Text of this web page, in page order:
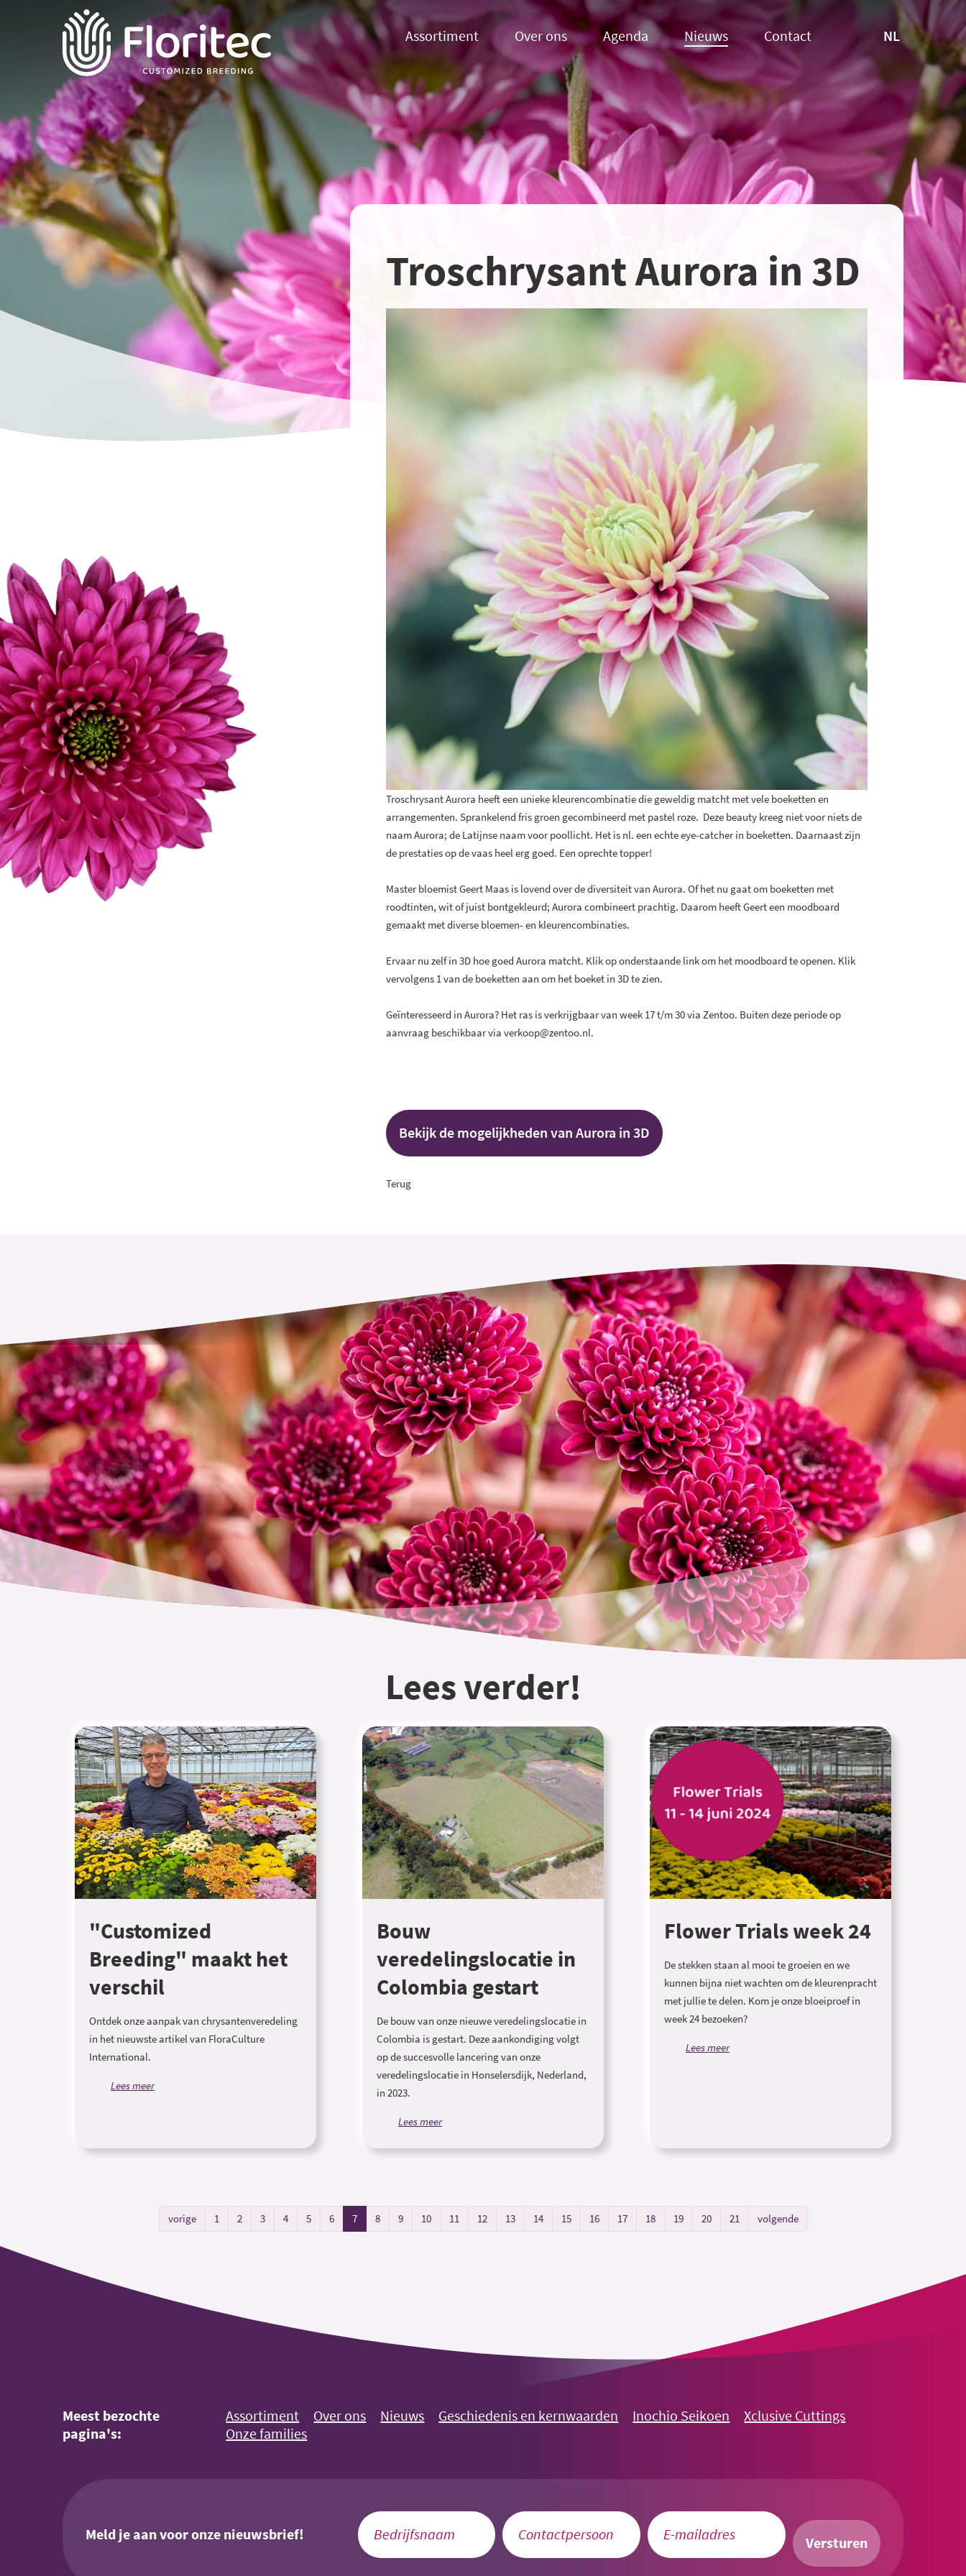
Assortiment Over ons Agenda Nieuws Contact NL
Troschrysant Aurora in 3D
Troschrysant Aurora heeft een unieke kleurencombinatie die geweldig matcht met vele boeketten en
arrangementen. Sprankelend fris groen gecombineerd met pastel roze. Deze beauty kreeg niet voor niets de
naam Aurora; de Latijnse naam voor poollicht. Het is nl. een echte eye-catcher in boeketten. Daarnaast zijn
de prestaties op de vaas heel erg goed. Een oprechte topper!
Master bloemist Geert Maas is lovend over de diversiteit van Aurora. Of het nu gaat om boeketten met
roodtinten, wit of juist bontgekleurd; Aurora combineert prachtig. Daarom heeft Geert een moodboard
gemaakt met diverse bloemen- en kleurencombinaties.
Ervaar nu zelf in 3D hoe goed Aurora matcht. Klik op onderstaande link om het moodboard te openen. Klik
vervolgens 1 van de boeketten aan om het boeket in 3D te zien.
Geïnteresseerd in Aurora? Het ras is verkrijgbaar van week 17 t/m 30 via Zentoo. Buiten deze periode op
aanvraag beschikbaar via verkoop@zentoo.nl.
Bekijk de mogelijkheden van Aurora in 3D
Terug
Lees verder!
"Customized
Breeding" maakt het
verschil
Ontdek onze aanpak van chrysantenveredeling
in het nieuwste artikel van FloraCulture
International.
Lees meer
Bouw
veredelingslocatie in
Colombia gestart
De bouw van onze nieuwe veredelingslocatie in
Colombia is gestart. Deze aankondiging volgt
op de succesvolle lancering van onze
veredelingslocatie in Honselersdijk, Nederland,
in 2023.
Lees meer
Flower Trials week 24
De stekken staan al mooi te groeien en we
kunnen bijna niet wachten om de kleurenpracht
met jullie te delen. Kom je onze bloeiproef in
week 24 bezoeken?
Lees meer
vorige 1 2 3 4 5 6 7 8 9 10 11 12 13 14 15 16 17 18 19 20 21 volgende
Meest bezochte
pagina's:
Assortiment Over ons Nieuws Geschiedenis en kernwaarden Inochio Seikoen
Xclusive Cuttings
Onze families
Meld je aan voor onze nieuwsbrief! Versturen